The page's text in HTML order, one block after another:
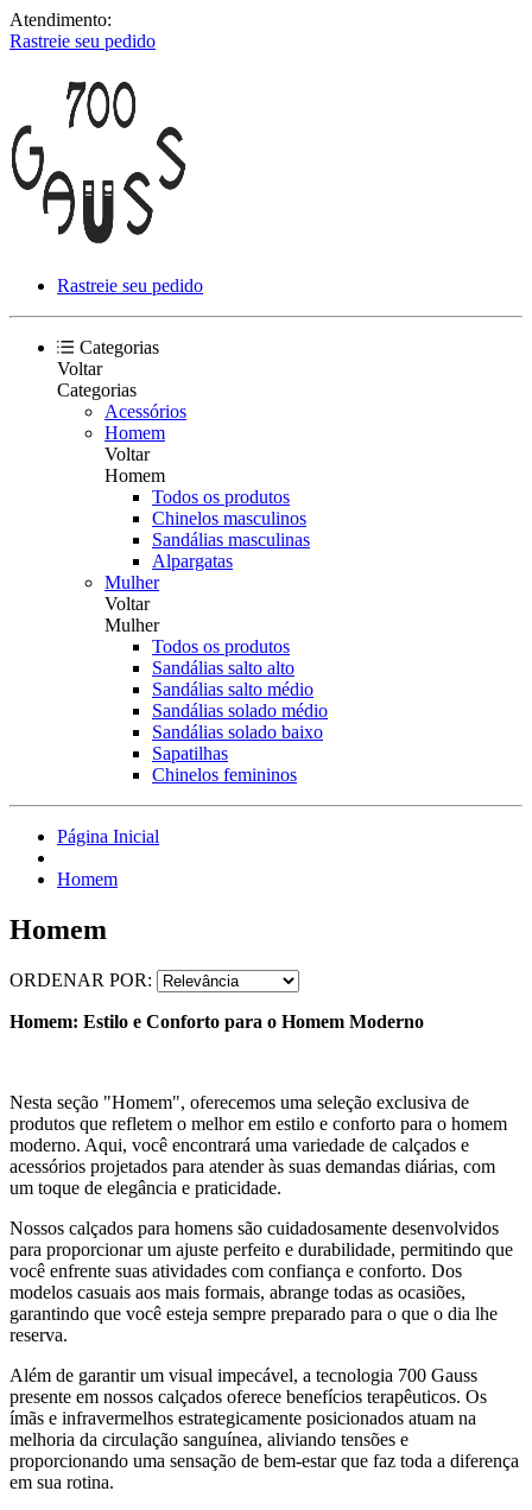
Atendimento:
Rastreie seu pedido
Rastreie seu pedido
Categorias
Voltar
Categorias
Acessórios
Homem
Voltar
Homem
Todos os produtos
Chinelos masculinos
Sandálias masculinas
Alpargatas
Mulher
Voltar
Mulher
Todos os produtos
Sandálias salto alto
Sandálias salto médio
Sandálias solado médio
Sandálias solado baixo
Sapatilhas
Chinelos femininos
Página Inicial
Homem
Homem
ORDENAR POR:
Homem: Estilo e Conforto para o Homem Moderno
Nesta seção "Homem", oferecemos uma seleção exclusiva de
produtos que refletem o melhor em estilo e conforto para o homem
moderno. Aqui, você encontrará uma variedade de calçados e
acessórios projetados para atender às suas demandas diárias, com
um toque de elegância e praticidade.
Nossos calçados para homens são cuidadosamente desenvolvidos
para proporcionar um ajuste perfeito e durabilidade, permitindo que
você enfrente suas atividades com confiança e conforto. Dos
modelos casuais aos mais formais, abrange todas as ocasiões,
garantindo que você esteja sempre preparado para o que o dia lhe
reserva.
Além de garantir um visual impecável, a tecnologia 700 Gauss
presente em nossos calçados oferece benefícios terapêuticos. Os
ímãs e infravermelhos estrategicamente posicionados atuam na
melhoria da circulação sanguínea, aliviando tensões e
proporcionando uma sensação de bem-estar que faz toda a diferença
em sua rotina.